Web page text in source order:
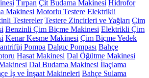
Tırpan Çit Budama Makinesi Hidrofor
Makinesi Motorlu Testere Elektrikli
Testereler Testere Zincirleri ve Yağları Çim
Benzinli Çim Biçme Makinesi Elektrikli Çim
Kenar Kesme Makinesi Çim Biçme Yedek
Pompa Dalgıç Pompası Bahçe
Hasat Makinesi Dal Öğütme Makinesi
Dal Budama Makinesi İlaçlama
İş ve İnşaat Makineleri Bahçe Sulama